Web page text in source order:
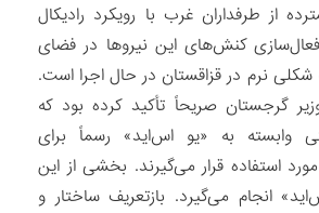
از طرفداران غرب با رویکرد رادیکال
کنش‌های این‌ نیروها در فضای
شکلی نرم در قزاقستان در حال اجرا است.
گرجستان صریحاً تأکید کرده بود که
وابسته به «یو اس‌اید» رسماً برای
استفاده قرار می‌گیرند. بخشی از این
انجام می‌گیرد. بازتعریف ساختار و